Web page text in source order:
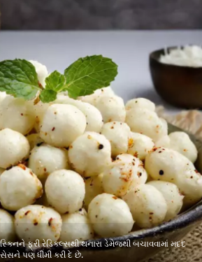
ફ્રી રેડિકલ્સથી થનારા ડેમેજથી બચાવવામાં મદદ
પણ ધીમી કરી દે છે.